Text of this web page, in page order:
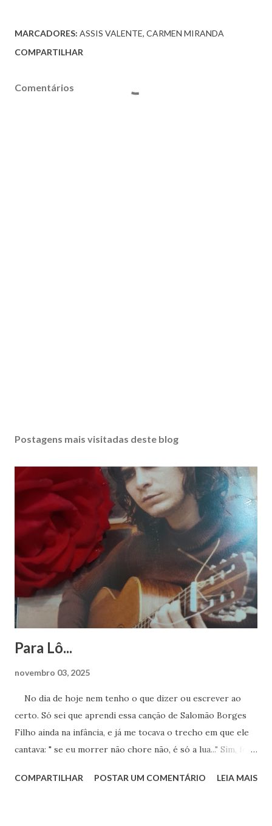
MARCADORES: ASSIS VALENTE CARMEN MIRANDA
COMPARTILHAR
Comentários
Postagens mais visitadas deste blog
Para Lô...
novembro 03, 2025
No dia de hoje nem tenho o que dizer ou escrever ao
certo. Só sei que aprendi essa canção de Salomão Borges
Filho ainda na infância, e já me tocava o trecho em que ele
cantava: " se eu morrer não chore não, é só a lua..." Sim, foi a
obra. Achei este registro de 2023, num dia que essa música
COMPARTILHAR POSTAR UM COMENTÁRIO LEIA MAIS